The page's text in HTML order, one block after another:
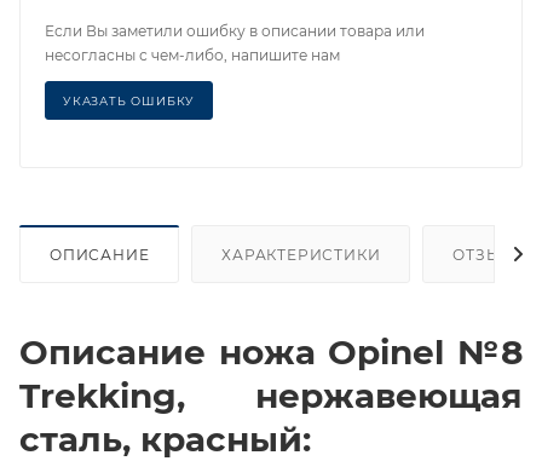
Если Вы заметили ошибку в описании товара или
несогласны с чем-либо, напишите нам
УКАЗАТЬ ОШИБКУ
ОПИСАНИЕ ХАРАКТЕРИСТИКИ ОТЗЫВЫ
Описание ножа Opinel №8
Trekking, нержавеющая
сталь, красный: